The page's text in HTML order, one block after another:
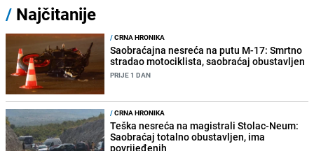
/ Najčitanije
/CRNA HRONIKA
Saobraćajna nesreća na putu M-17: Smrtno
stradao motociklista, saobraćaj obustavljen
PRIJE 1 DAN
/CRNA HRONIKA
Teška nesreća na magistrali Stolac-Neum:
Saobraćaj totalno obustavljen, ima
povrijeđenih